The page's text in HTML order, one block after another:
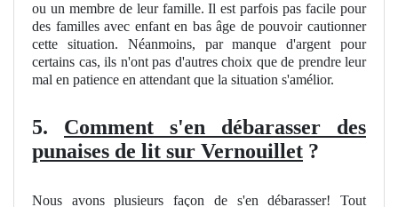
ou un membre de leur famille. Il est parfois pas facile pour
des familles avec enfant en bas âge de pouvoir cautionner
cette situation. Néanmoins, par manque d'argent pour
certains cas, ils n'ont pas d'autres choix que de prendre leur
mal en patience en attendant que la situation s'amélior.
5. Comment s'en débarasser des
punaises de lit sur Vernouillet ?
Nous avons plusieurs façon de s'en débarasser! Tout